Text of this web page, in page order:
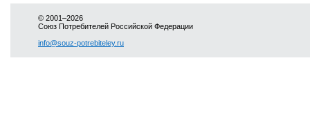
© 2001–2026
Союз Потребителей Российской Федерации
info@souz-potrebiteley.ru